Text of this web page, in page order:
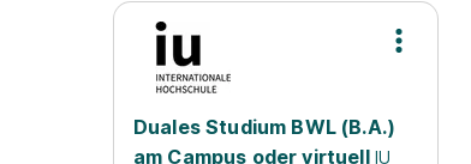
Duales Studium BWL (B.A.)
am Campus oder virtuell IU